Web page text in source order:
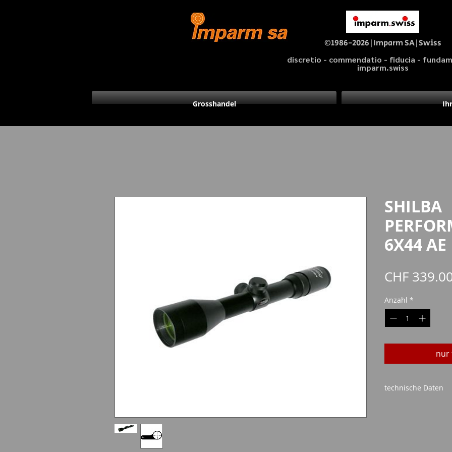
©1986-2026|Imparm SA|Swiss
discretio - commendatio - fiducia -
imparm.swiss
Grosshandel
SHILBA
6X44 AE
CHF
Anzahl *
nur
technische Daten